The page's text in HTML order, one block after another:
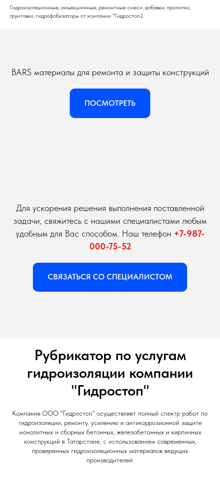
Гидроизоляционные, инъекционные, ремонтные смеси, добавки, пропитки,
грунтовки, гидрофобизаторы от компании "Гидростоп2
BARS материалы для ремонта и защиты конструкций
ПОСМОТРЕТЬ
Для ускорения решения выполнения поставленной
задачи, свяжитесь с нашими специалистами любым
удобным для Вас способом. Наш телефон +7-987-
000-75-52
СВЯЗАТЬСЯ СО СПЕЦИАЛИСТОМ
Рубрикатор по услугам
гидроизоляции компании
"Гидростоп"
Компания ООО "Гидростоп" осуществляет полный спектр работ по
гидроизоляции, ремонту, усилению и антикоррозионной защите
монолитных и сборных бетонных, железобетонных и кирпичных
конструкций в Татарстане, с использованием современных,
проверенных гидроизоляционных материалов ведущих
производителей.